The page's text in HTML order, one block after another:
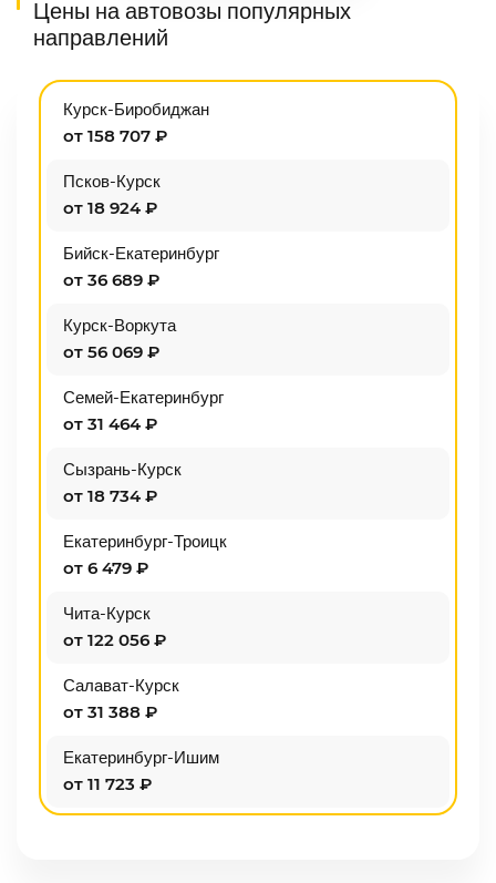
Цены на автовозы популярных
направлений
Курск-Биробиджан
от 158 707 ₽
Псков-Курск
от 18 924 ₽
Бийск-Екатеринбург
от 36 689 ₽
Курск-Воркута
от 56 069 ₽
Семей-Екатеринбург
от 31 464 ₽
Сызрань-Курск
от 18 734 ₽
Екатеринбург-Троицк
от 6 479 ₽
Чита-Курск
от 122 056 ₽
Салават-Курск
от 31 388 ₽
Екатеринбург-Ишим
от 11 723 ₽